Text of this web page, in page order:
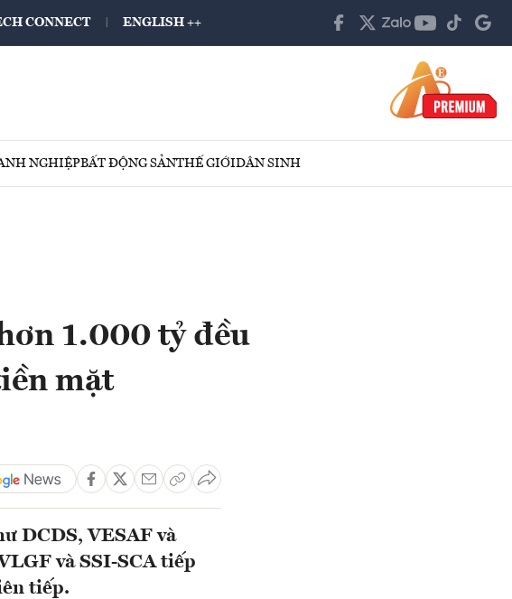
CONNECT ENGLISH ++
NGHIỆPBẤT ĐỘNG SẢNTHẾ GIỚIDÂN SINH
1.000 tỷ đều
mặt
DCDS, VESAF và
và SSI-SCA tiếp
tiếp.